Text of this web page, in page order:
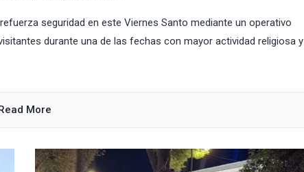
seguridad en este Viernes Santo mediante un operativo
durante una de las fechas con mayor actividad religiosa y
More